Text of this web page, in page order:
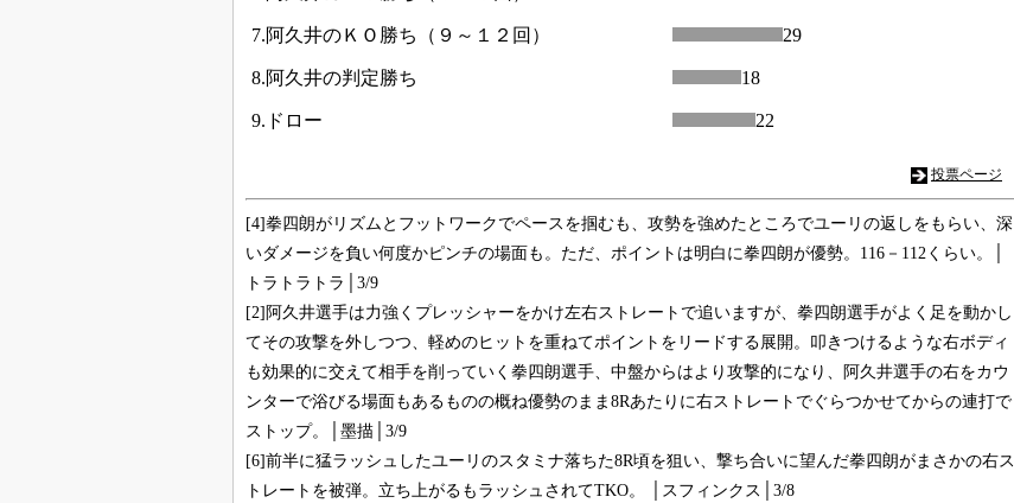
7.阿久井のＫＯ勝ち（９～１２回） 29
8.阿久井の判定勝ち 18
9.ドロー 22
投票ページ
[4]拳四朗がリズムとフットワークでペースを掴むも、攻勢を強めたところでユーリの返しをもらい、深
いダメージを負い何度かピンチの場面も。ただ、ポイントは明白に拳四朗が優勢。116－112くらい。│
トラトラトラ│3/9
[2]阿久井選手は力強くプレッシャーをかけ左右ストレートで追いますが、拳四朗選手がよく足を動かし
てその攻撃を外しつつ、軽めのヒットを重ねてポイントをリードする展開。叩きつけるような右ボディ
も効果的に交えて相手を削っていく拳四朗選手、中盤からはより攻撃的になり、阿久井選手の右をカウ
ンターで浴びる場面もあるものの概ね優勢のまま8Rあたりに右ストレートでぐらつかせてからの連打で
ストップ。│墨描│3/9
[6]前半に猛ラッシュしたユーリのスタミナ落ちた8R頃を狙い、撃ち合いに望んだ拳四朗がまさかの右ス
トレートを被弾。立ち上がるもラッシュされてTKO。 │スフィンクス│3/8